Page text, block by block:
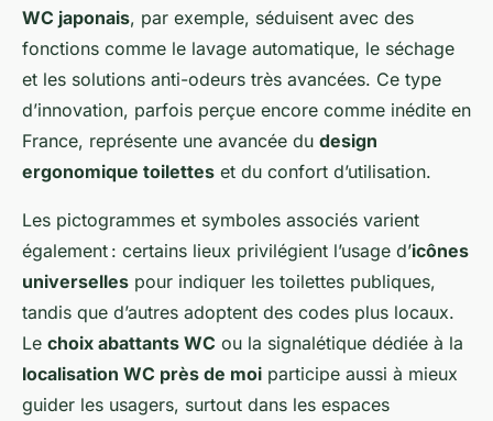
WC japonais, par exemple, séduisent avec des
fonctions comme le lavage automatique, le séchage
et les solutions anti-odeurs très avancées. Ce type
d’innovation, parfois perçue encore comme inédite en
France, représente une avancée du design
ergonomique toilettes et du confort d’utilisation.
Les pictogrammes et symboles associés varient
également : certains lieux privilégient l’usage d’icônes
universelles pour indiquer les toilettes publiques,
tandis que d’autres adoptent des codes plus locaux.
Le choix abattants WC ou la signalétique dédiée à la
localisation WC près de moi participe aussi à mieux
guider les usagers, surtout dans les espaces